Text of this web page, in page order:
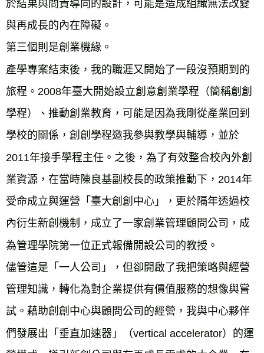
於結果與問責導向的設計，可能是造成組織無法改變
與再成長的內在障礙。
第三個則是創業機緣。
產學專案結束後，我的職涯又開始了一段沒預期到的
旅程。2008年臺大開始設立創意創業學程（簡稱創創
學程）、推動創業教育，可能是因為我剛從產業回到
學校的關係，創創學程邀我參與教學與輔導，並於
2011年接手學程主任。之後，為了有效整合校內外創
業資源，在當時陳良基副校長的政策推動下，2014年
受命成立與運營「臺大創創中心」，更於隔年透過校
內衍生新創機制，成立了一家創業管理顧問公司，成
為管理學院第一位正式報備開設公司的教授。
儘管這是「一人公司」，但卻開啟了我把策略與經營
管理知識，轉化為對企業提供有價值服務的想像與嘗
試。藉助創創中心與顧問公司的經營，我與中心夥伴
們發展出「垂直加速器」（vertical accelerator）的運